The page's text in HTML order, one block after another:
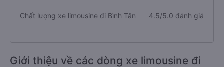
Chất lượng xe limousine đi Bình Tân 4.5/5.0 đánh giá
Giới thiệu về các dòng xe limousine đi